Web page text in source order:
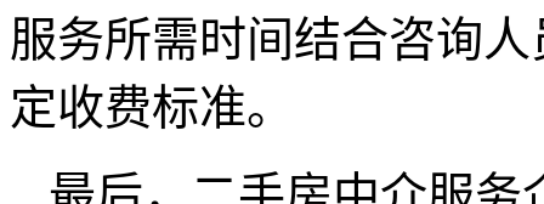
服务所需时间结合咨询
定收费标准。